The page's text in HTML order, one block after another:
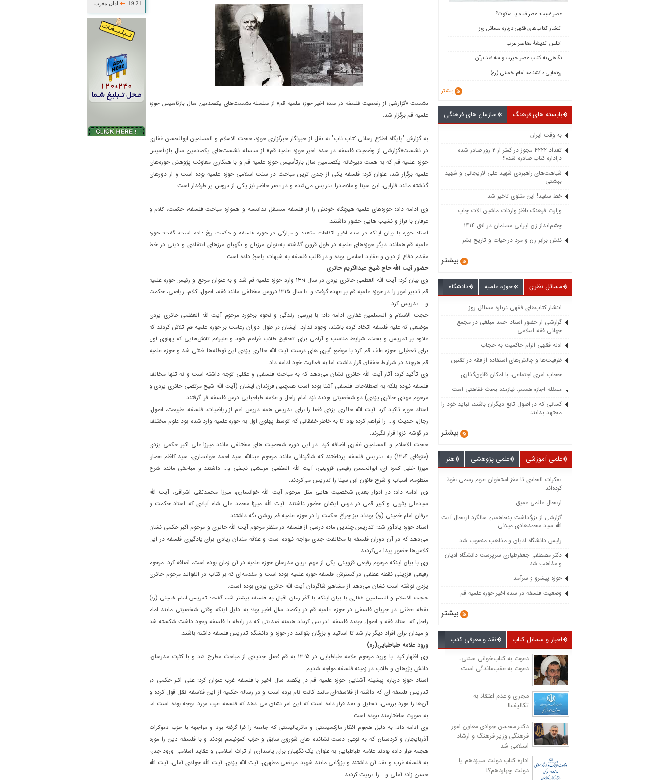
عصر غیبت؛ عصر قیام یا سکوت؟
انتشار کتاب‌های فقهی درباره مسائل روز
اطلس اندیشۀ معاصر عرب
نگاهی به کتاب عصر حیرت و سه نقد برآن
رونمایی دانشنامه امام خمینی (ره)
بیشتر
بایسته های فرهنگ سازمان های فرهنگی
به وقت ایران
تعداد ۴۲۲۲ مجوز در کمتر از ۲ روز صادر شده
دراداره کتاب صادره شده!!
شباهت‌های راهبردی شهید علی لاریجانی و شهید
بهشتی
خط سفید! این مثنوی تاخیر شد
وزارت فرهنگ ناظز واردات ماشین‌ آلات چاپ
چشم‌انداز زن ایرانی مسلمان در افق ۱۴۱۴
نقش برابر زن و مرد در حیات و تاریخ بشر
بیشتر
مسائل نظری حوزه علمیه دانشگاه
انتشار کتاب‌های فقهی درباره مسائل روز
گزارشی از حضور استاد احمد مبلغی در مجمع
جهانی فقه اسلامی
ادله فقهی الزام حاکمیت به حجاب
ظرفیت‌‌ها و چالش‌‌های استفاده از فقه در تقنین
حجاب امری اجتماعی، با امکان قانون‌گذاری
مسئله اجازه همسر، نیازمند بحث فقاهتی است
کسانی که در اصول تابع دیگران باشند، نباید خود را
مجتهد بدانند
بیشتر
علمی آموزشی علمی پژوهشی هنر
تفکرات الحادی تا مغز استخوان علوم رسمی نفوذ
کرده‌اند
ارتحال عالمی عمیق
گزارشی از بزرگداشت پنجاهمین سالگرد ارتحال آیت
الله سید محمدهادی میلانی
رئیس دانشگاه ادیان و مذاهب منصوب شد
دکتر مصطفی جعفرطیاری سرپرست دانشگاه ادیان
و مذاهب شد
حوزه پیشرو و سرآمد
وضعیت فلسفه در سده اخیر حوزه علمیه قم
بیشتر
اخبار و مسائل کتاب نقد و معرفی کتاب
دعوت به کتاب‌خوانی سنتی،
دعوت به عقب‌ماندگی است
مجری و عدم اعتقاد به
تکالیف!!
دکتر محسن جوادی معاون امور
فرهنگی وزیر فرهنگ و ارشاد
اسلامی شد
اداره کتاب دولت سیزدهم یا
دولت چهاردهم؟!
19:21
اذان مغرب
نشست «گزارشی از وضعیت فلسفه در سده اخیر حوزه علمیه قم» از سلسله نشست‌های یکصدمین سال بازتأسیس حوزه
علمیه قم برگزار شد.
به گزارش "پایگاه اطلاع رسانی کتاب ناب" به نقل از خبرنگار خبرگزاری حوزه، حجت الاسلام و المسلمین ابوالحسن غفاری
در نشست«گزارشی از وضعیت فلسفه در سده اخیر حوزه علمیه قم» از سلسله نشست‌های یکصدمین سال بازتأسیس
حوزه علمیه قم که به همت دبیرخانه یکصدمین سال بازتأسیس حوزه علمیه قم و با همکاری معاونت پژوهش حوزه‌های
علمیه برگزار شد، عنوان کرد: فلسفه یکی از جدی ترین مباحث در سنت اسلامی حوزه علمیه بوده است و از دورهای
گذشته مانند فارابی، ابن سینا و ملاصدرا تدریس می‌شده و در عصر حاضر نیز یکی از دروس پر طرفدار است.
وی ادامه داد: حوزه‌های علمیه هیچگاه خودش را از فلسفه مستقل ندانسته و همواره مباحث فلسفه، حکمت، کلام و
عرفان با فراز و نشیب هایی حضور داشتند.
استاد حوزه با بیان اینکه در سده اخیر اتفاقات متعدد و مبارکی در حوزه فلسفه و حکمت رخ داده است، گفت: حوزه
علمیه قم همانند دیگر حوزه‌های علمیه در طول قرون گذشته به‌عنوان مرزبان و نگهبان مرزهای اعتقادی و دینی در خط
مقدم دفاع از دین و عقاید اسلامی بوده و در قالب فلسفه به شبهات پاسخ داده است.
حضور آیت الله حاج شیخ عبدالکریم حائری
وی بیان کرد: آیت الله العظمی حائری یزدی در سال ۱۳۰۱ وارد حوزه علمیه قم شد و به عنوان مرجع و رئیس حوزه علمیه
قم تدبیر امور را در حوزه علمیه قم بر عهده گرفت و تا سال ۱۳۱۵ دروس مختلفی مانند فقه، اصول، کلام، ریاضی، حکمت
و... تدریس کرد.
حجت الاسلام و المسلمین غفاری ادامه داد: با بررسی زندگی و نحوه برخورد مرحوم آیت الله العظمی حائری یزدی
موضعی که علیه فلسفه اتخاذ کرده باشند، وجود ندارد. ایشان در طول دوران زعامت بر حوزه علمیه قم تلاش کردند که
علاوه بر تدریس و بحث، شرایط مناسب و آرامی برای تحقیق طلاب فراهم شود و علیرغم تلاش‌هایی که پهلوی اول
برای تعطیلی حوزه علف قم کرد با موضع گیری های درست آیت الله حائری یزدی این توطئه‌ها خنثی شد و حوزه علمیه
قم هرچند در شرایط خفقان قرار داشت اما به فعالیت خود ادامه داد.
وی تأکید کرد: آثار آیت الله حائری نشان می‌دهد که به مباحث فلسفی و عقلی توجه داشته است و نه تنها مخالف
فلسفه نبوده بلکه به اصطلاحات فلسفی آشنا بوده است همچنین فرزندان ایشان (آیت الله شیخ مرتضی حائری یزدی و
مرحوم مهدی حائری یزدی) دو شخصیتی بودند نزد امام راحل و علامه طباطبایی درس فلسفه فرا گرفتند.
استاد حوزه تاکید کرد: آیت الله حائری یزدی فضا را برای تدریس همه دروس اعم از ریاضیات، فلسفه، طبیعت، اصول،
رجال، حدیث و... را فراهم کرده بود تا به خاطر خفقانی که توسط پهلوی اول به حوزه علمیه وارد شده بود علوم مختلف
در گوشه انزوا قرار نگیرند.
حجت الاسلام و المسلمین غفاری اضافه کرد: در این دوره شخصیت های مختلفی مانند میرزا علی اکبر حکمی یزدی
(متوفای۱۳۰۴) به تدریس فلسفه پرداختند که شاگردانی مانند مرحوم عبدالله سید احمد خوانساری، سید کاظم عصار،
میرزا خلیل کمره ای، ابوالحسن رفیعی قزوینی، آیت الله العظمی مرعشی نجفی و... داشتند و مباحثی مانند شرح
منظومه، اسباب و شرح قانون ابن سینا را تدریس می‌کردند.
وی ادامه داد: در ادوار بعدی شخصیت هایی مثل مرحوم آیت الله خوانساری، میرزا محمدتقی اشراقی، آیت الله
سیدعلی یثربی و کبیر قمی در درس ایشان حضور داشتند. آیت الله میرزا محمد علی شاه آبادی که استاد حکمت و
عرفان امام خمینی (ره) بودند نیز چراغ حکمت را در حوزه علمیه قم روشن نگه داشتند.
استاد حوزه یادآور شد: تدریس چندین ماده درسی از فلسفه در منظر مرحوم آیت الله حائری و مرحوم اکبر حکمی نشان
می‌دهد که در آن دوران فلسفه با مخالفت جدی مواجه نبوده است و علاقه مندان زیادی برای یادگیری فلسفه در این
کلاس‌ها حضور پیدا می‌کردند.
وی با بیان اینکه مرحوم رفیعی قزوینی یکی از مهم ترین مدرسان حوزه علمیه در آن زمان بوده است، اضافه کرد: مرحوم
رفیعی قزوینی نقطه عطفی در گسترش فلسفه حوزه علمیه بوده است و مقدمه‌ای که بر کتاب در الفوائد مرحوم حائری
یزدی نوشته است نشان می‌دهد از مشاهیر شاگردان آیت الله حائری یزدی بوده است.
حجت الاسلام و المسلمین غفاری با بیان اینکه با گذر زمان اقبال به فلسفه بیشتر شد، گفت: تدریس امام خمینی (ره)
نقطه عطفی در جریان فلسفی در حوزه علمیه قم در یکصد سال اخیر بود؛ به دلیل اینکه وقتی شخصیتی مانند امام
راحل که استاد فقه و اصول بودند فلسفه تدریس کردند هیمنه ضدیتی که در رابطه با فلسفه وجود داشت شکسته شد
و میدان برای افراد دیگر باز شد تا اساتید و بزرگان بتوانند در حوزه و دانشگاه تدریس فلسفه داشته باشند.
ورود علامه طباطبایی(ره)
وی اظهار کرد: با ورود مرحوم علامه طباطبایی در ۱۳۲۵ به قم فصل جدیدی از مباحث مطرح شد و با کثرت مدرسان،
دانش پژوهان و طلاب در زمینه فلسفه مواجه شدیم.
استاد حوزه درباره پیشینه آشنایی حوزه علمیه قم در یکصد سال اخیر با فلسفه غرب عنوان کرد: علی اکبر حکمی در
تدریس فلسفه ای که داشته از فلاسفه‌ای مانند کانت نام برده است و در رساله حکمیه از این فلاسفه نقل قول کرده و
آن‌ها را مورد بررسی، تحلیل و نقد قرار داده است که این امر نشان می دهد که فلسفه غرب مورد توجه بوده است اما
به صورت ساختارمند نبوده است.
وی ادامه داد: به دلیل هجوم افکار مارکسیستی و ماتریالیستی که جامعه را فرا گرفته بود و مواجهه با حزب دموکرات
آذربایجان و کردستان که به نوعی دست نشانده های شوروی سابق و حزب کمونیسم بودند و با فلسفه دین را مورد
هجمه قرار داده بودند علامه طباطبایی به عنوان یک نگهبان برای پاسداری از تراث اسلامی و عقاید اسلامی ورود جدی
به فلسفه غرب و نقد آن داشتند و بزرگانی مانند شهید مرتضی مطهری، آیت الله یزدی، آیت الله جوادی آملی، آیت الله
حسن زاده آملی و... را تربیت کردند.